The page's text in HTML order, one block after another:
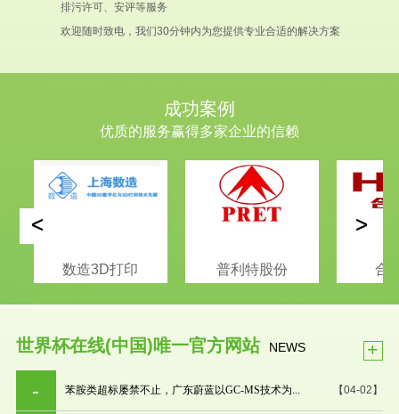
排污许可、安评等服务
欢迎随时致电，我们30分钟内为您提供专业合适的解决方案
成功案例
优质的服务赢得多家企业的信赖
数造3D打印 普利特股份 合
< >
世界杯在线(中国)唯一官方网站 NEWS +
【04-02】
苯胺类超标屡禁不止，广东蔚蓝以GC-MS技术为...